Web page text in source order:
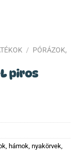
/ PÓRÁZOK,
piros
hámok, nyakörvek,